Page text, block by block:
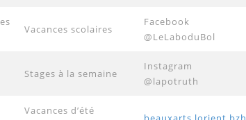
Vacances scolaires
Facebook
@LeLaboduBol
Stages à la semaine
Instagram
@lapotruth
Vacances d’été